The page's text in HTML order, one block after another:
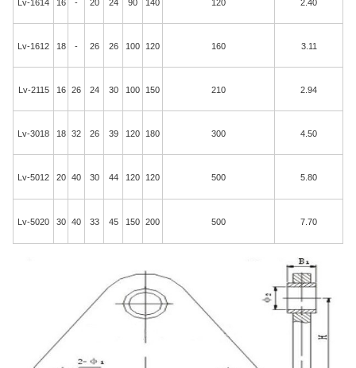
Lv-1614 16 - 20 24 90 140 120 2.40
Lv-1612 18 - 26 26 100 120 160 3.11
Lv-2115 16 26 24 30 100 150 210 2.94
Lv-3018 18 32 26 39 120 180 300 4.50
Lv-5012 20 40 30 44 120 120 500 5.80
Lv-5020 30 40 33 45 150 200 500 7.70